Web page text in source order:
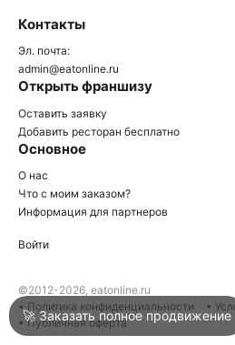
Войти
Написать в техподдержку
Контакты
Эл. почта:
admin@eatonline.ru
Открыть франшизу
Оставить заявку
Добавить ресторан бесплатно
Основное
О нас
Что с моим заказом?
Информация для партнеров
Войти
©2012-2026, eatonline.ru
• Политика конфиденциальности
•
• Публичная оферта
🚀 Заказать полное продвижение